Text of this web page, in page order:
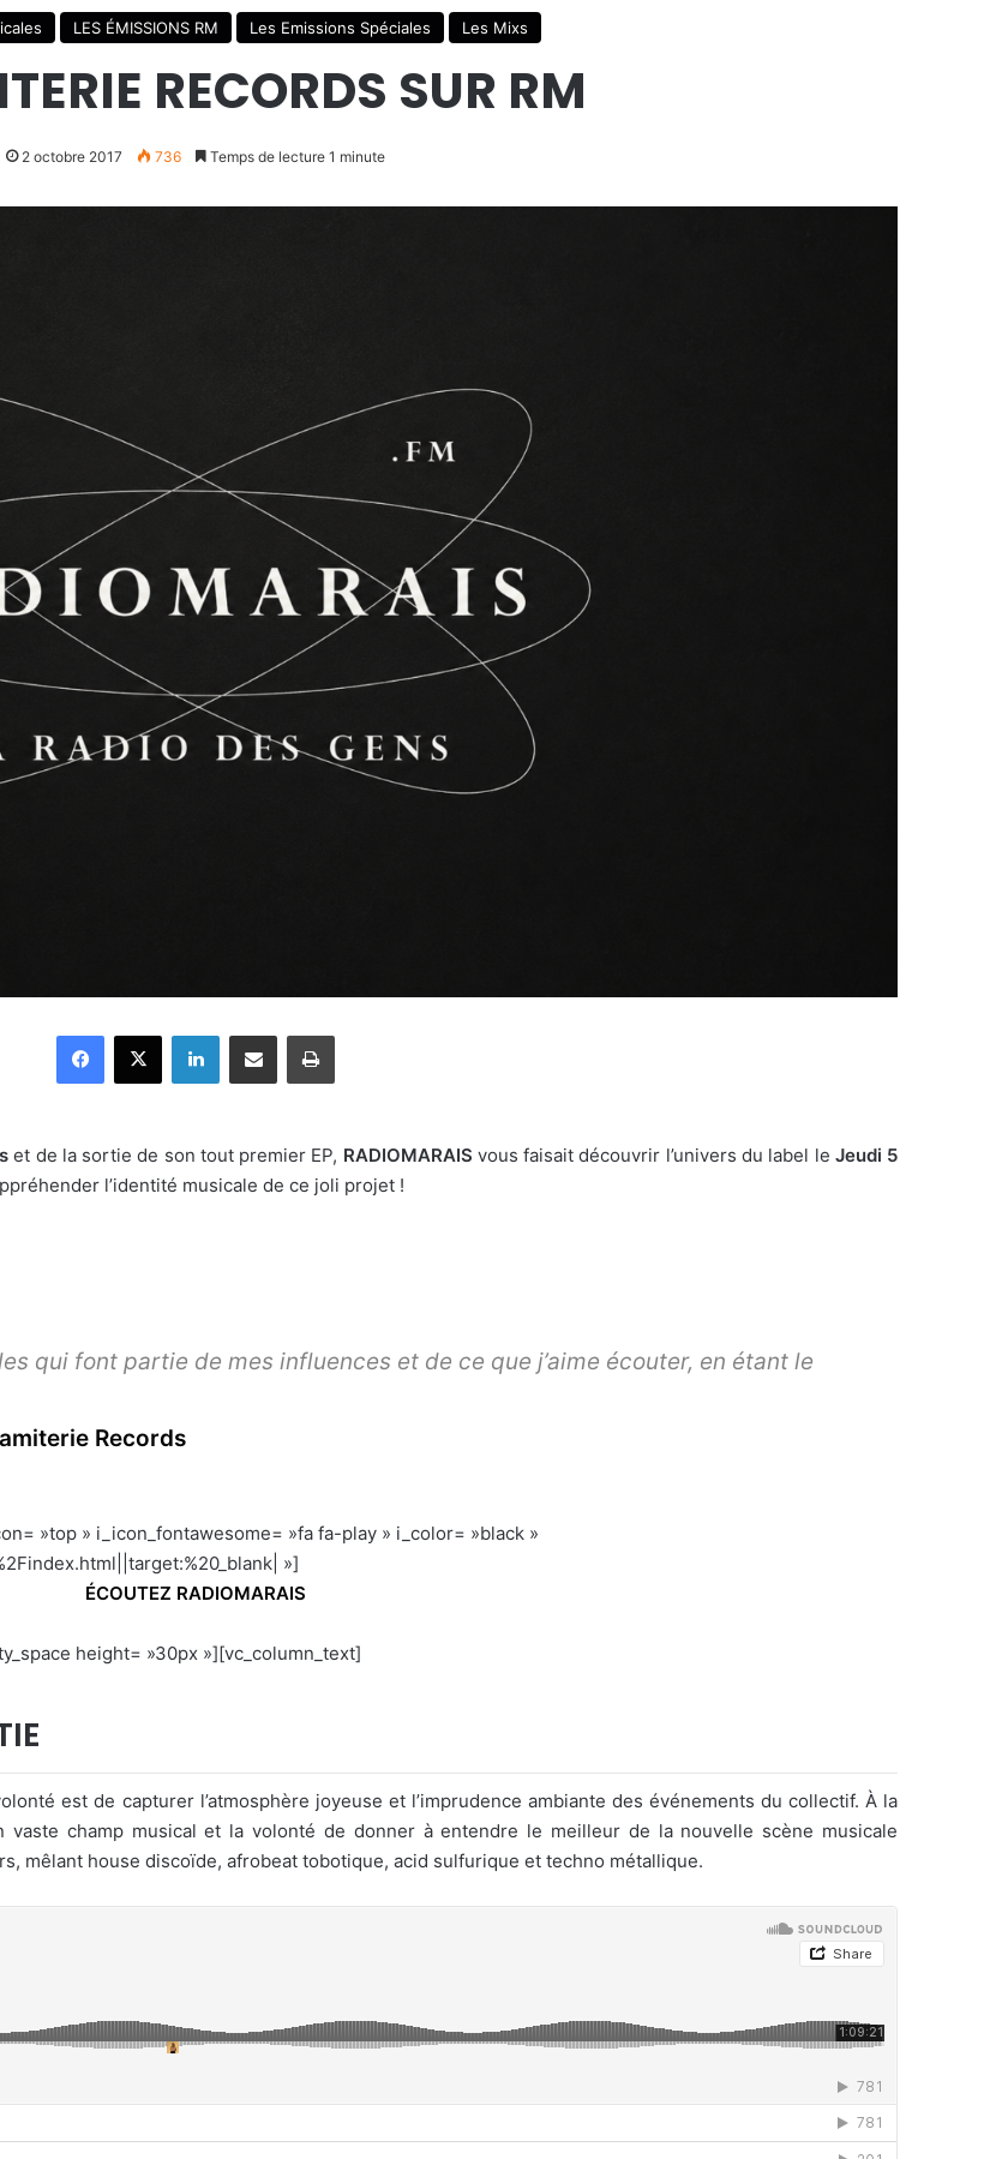
LES ÉMISSIONS RM Les Emissions Spéciales Les Mixs
RECORDS SUR RM
2 octobre 2017 736 Temps de lecture 1 minute
et de la sortie de son tout premier EP, RADIOMARAIS vous faisait découvrir l’univers du label le Jeudi 5
l’identité musicale de ce joli projet !
qui font partie de mes influences et de ce que j’aime écouter, en étant le
Records
»top » i_icon_fontawesome= »fa fa-play » i_color= »black »
»]
ÉCOUTEZ RADIOMARAIS
height= »30px »][vc_column_text]
est de capturer l’atmosphère joyeuse et l’imprudence ambiante des événements du collectif. À la
vaste champ musical et la volonté de donner à entendre le meilleur de la nouvelle scène musicale
mêlant house discoïde, afrobeat tobotique, acid sulfurique et techno métallique.